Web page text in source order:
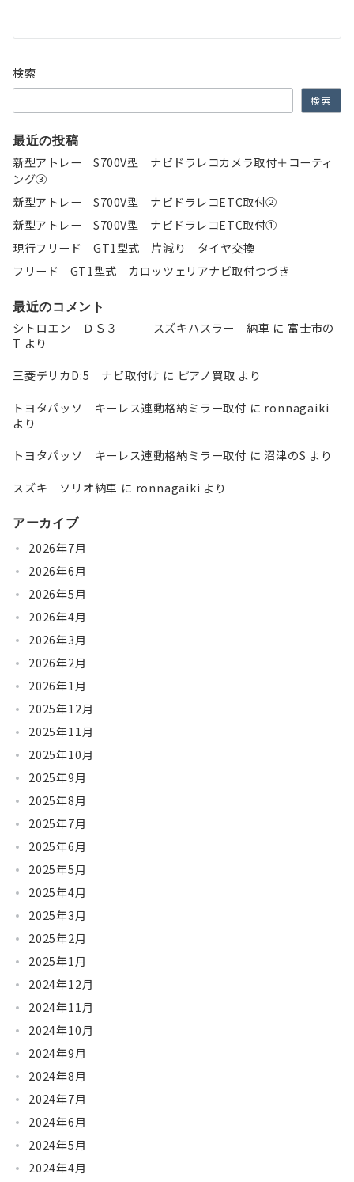
シ
ョ
ン
検索
検索
最近の投稿
新型アトレー S700V型 ナビドラレコカメラ取付＋コーティ
ング③
新型アトレー S700V型 ナビドラレコETC取付②
新型アトレー S700V型 ナビドラレコETC取付①
現行フリード GT1型式 片減り タイヤ交換
フリード GT1型式 カロッツェリアナビ取付つづき
最近のコメント
シトロエン ＤＳ３ スズキハスラー 納車 に 富士市の
T より
三菱デリカD:5 ナビ取付け に ピアノ買取 より
トヨタパッソ キーレス連動格納ミラー取付 に ronnagaiki
より
トヨタパッソ キーレス連動格納ミラー取付 に沼津のS より
スズキ ソリオ納車 に ronnagaiki より
アーカイブ
2026年7月
2026年6月
2026年5月
2026年4月
2026年3月
2026年2月
2026年1月
2025年12月
2025年11月
2025年10月
2025年9月
2025年8月
2025年7月
2025年6月
2025年5月
2025年4月
2025年3月
2025年2月
2025年1月
2024年12月
2024年11月
2024年10月
2024年9月
2024年8月
2024年7月
2024年6月
2024年5月
2024年4月